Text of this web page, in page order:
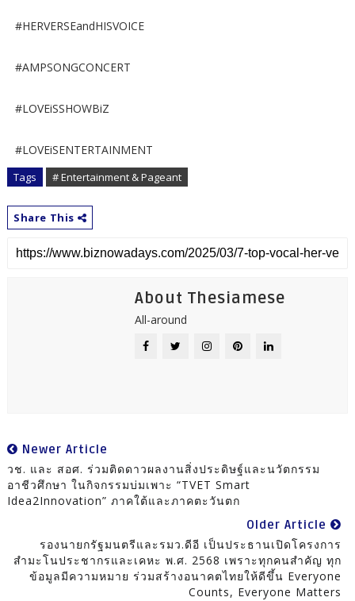
#HERVERSEandHISVOICE
#AMPSONGCONCERT
#LOVEiSSHOWBiZ
#LOVEiSENTERTAINMENT
Tags # Entertainment & Pageant
Share This
About Thesiamese
All-around
Newer Article
วช. และ สอศ. ร่วมติดดาวผลงานสิ่งประดิษฐ์และนวัตกรรม
อาชีวศึกษา ในกิจกรรมบ่มเพาะ “TVET Smart
Idea2Innovation” ภาคใต้และภาคตะวันตก
Older Article
รองนายกรัฐมนตรีและรมว.ดีอี เป็นประธานเปิดโครงการ
สำมะโนประชากรและเคหะ พ.ศ. 2568 เพราะทุกคนสำคัญ ทุก
ข้อมูลมีความหมาย ร่วมสร้างอนาคตไทยให้ดีขึ้น Everyone
Counts, Everyone Matters